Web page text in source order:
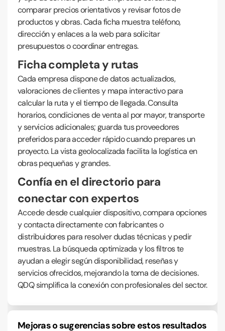
comparar precios orientativos y revisar fotos de
productos y obras. Cada ficha muestra teléfono,
dirección y enlaces a la web para solicitar
presupuestos o coordinar entregas.
Ficha completa y rutas
Cada empresa dispone de datos actualizados,
valoraciones de clientes y mapa interactivo para
calcular la ruta y el tiempo de llegada. Consulta
horarios, condiciones de venta al por mayor, transporte
y servicios adicionales; guarda tus proveedores
preferidos para acceder rápido cuando prepares un
proyecto. La vista geolocalizada facilita la logística en
obras pequeñas y grandes.
Confía en el directorio para
conectar con expertos
Accede desde cualquier dispositivo, compara opciones
y contacta directamente con fabricantes o
distribuidores para resolver dudas técnicas y pedir
muestras. La búsqueda optimizada y los filtros te
ayudan a elegir según disponibilidad, reseñas y
servicios ofrecidos, mejorando la toma de decisiones.
QDQ simplifica la conexión con profesionales del sector.
Mejoras o sugerencias sobre estos resultados